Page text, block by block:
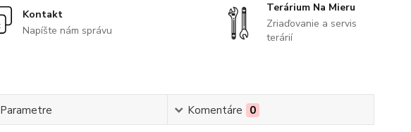
Kontakt
Napíšte nám správu
Terárium Na Mieru
Zriaďovanie a servis
terárií
Parametre Komentáre 0